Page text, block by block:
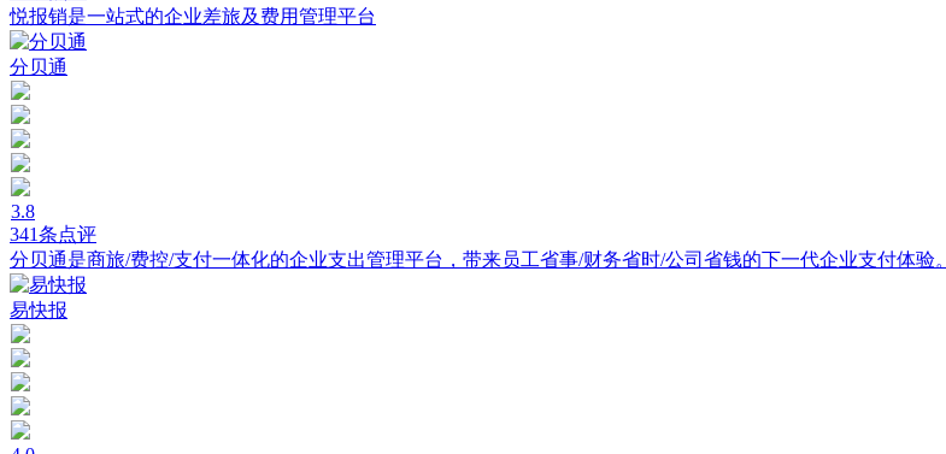
悦报销是一站式的企业差旅及费用管理平台
分贝通
3.8
341条点评
分贝通是商旅/费控/支付一体化的企业支出管理平台，带来员工省事/财务省时/公司省钱的下一代企业支付体验。
易快报